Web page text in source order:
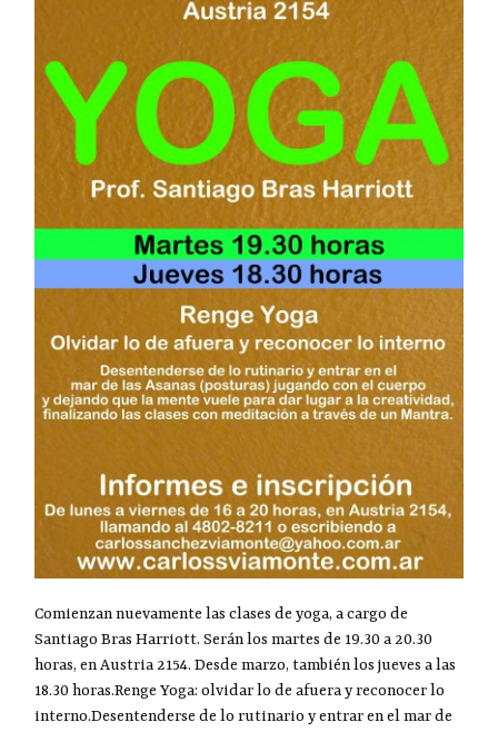
Comienzan nuevamente las clases de yoga, a cargo de
Santiago Bras Harriott. Serán los martes de 19.30 a 20.30
horas, en Austria 2154. Desde marzo, también los jueves a las
18.30 horas.Renge Yoga: olvidar lo de afuera y reconocer lo
interno.Desentenderse de lo rutinario y entrar en el mar de